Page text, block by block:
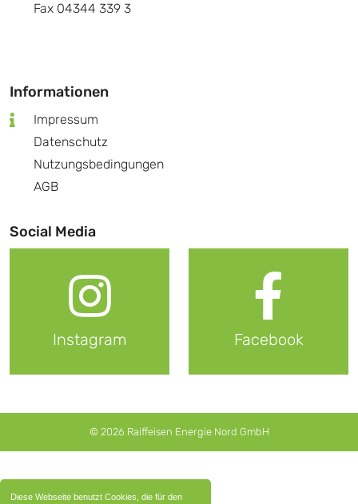
Diese Webseite benutzt Cookies, die für den
Fax 04344 339 3
Informationen
Impressum
Datenschutz
Nutzungsbedingungen
AGB
Social Media
Instagram Facebook
© 2026 Raiffeisen Energie Nord GmbH